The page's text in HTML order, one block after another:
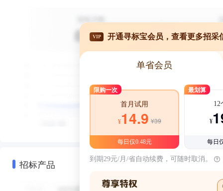
招标产品
VIP 开通寻标宝会员，查看更多招采
单省会员
限购一次
首月试用
¥14.9 ¥39
每日仅0.48元
最划算
12
¥
每日
到期29元/月/省自动续费，可随时取消。